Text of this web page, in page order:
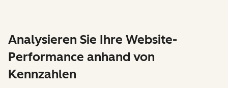
Analysieren Sie Ihre Website-
Performance anhand von
Kennzahlen